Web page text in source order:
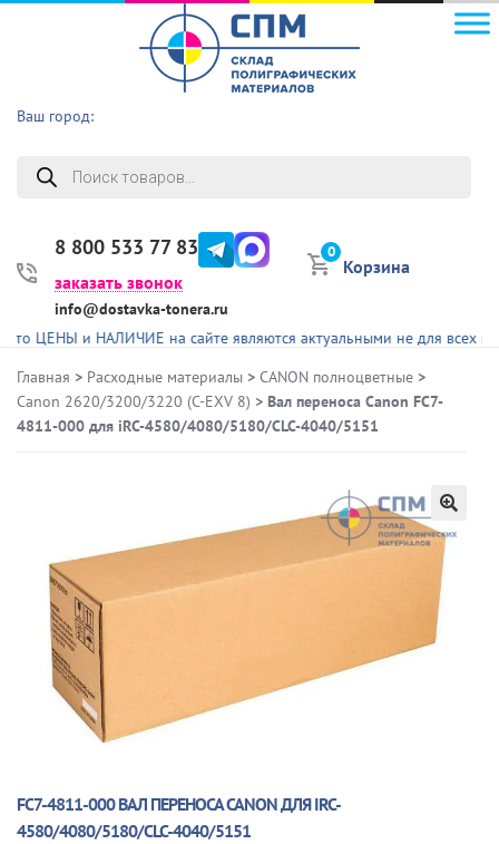
Ваш город:
Поиск
товаров
8 800 533 77 83
заказать звонок
info@dostavka-tonera.ru
0
Корзина
и НАЛИЧИЕ на сайте являются актуальными не для всех
Главная > Расходные материалы > CANON полноцветные >
Canon 2620/3200/3220 (C-EXV 8) > Вал переноса Canon FC7-
4811-000 для iRC-4580/4080/5180/CLC-4040/5151
🔍
FC7-4811-000 ВАЛ ПЕРЕНОСА CANON ДЛЯ IRC-
4580/4080/5180/CLC-4040/5151